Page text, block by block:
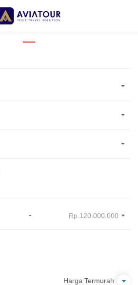
Harga Termurah